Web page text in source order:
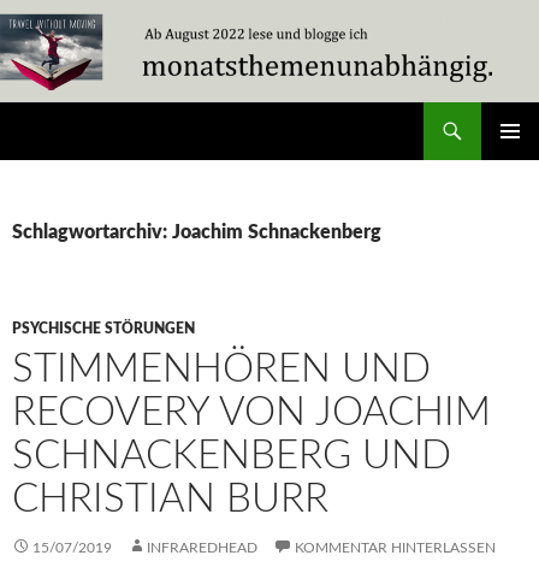
Zum
Inhalt
springen
Schlagwortarchiv: Joachim Schnackenberg
PSYCHISCHE STÖRUNGEN
STIMMENHÖREN UND
RECOVERY VON JOACHIM
SCHNACKENBERG UND
CHRISTIAN BURR
15/07/2019 INFRAREDHEAD KOMMENTAR HINTERLASSEN